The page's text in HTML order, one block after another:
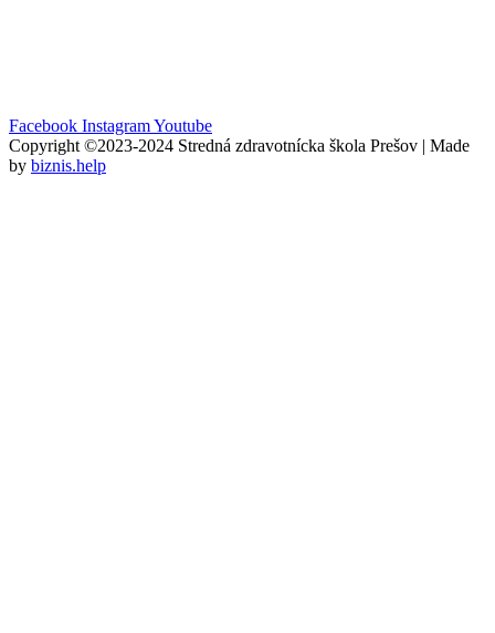
Facebook InstagramYoutube
Copyright ©2023-2024 Stredná zdravotnícka škola Prešov | Made
by biznis.help